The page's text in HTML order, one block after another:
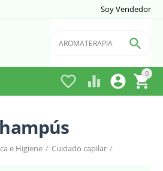
Soy Vendedor
0


 

e Higiene / Cuidado capilar /